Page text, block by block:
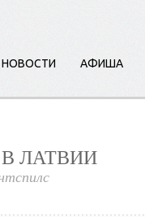
НОВОСТИ АФИША
ЛАТВИИ
спилс